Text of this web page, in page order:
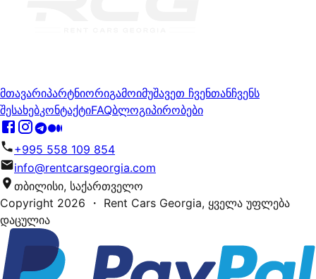
მთავარიპარტნიორიგამოიმუშავეთ ჩვენთანჩვენს
შესახებკონტაქტიFAQბლოგიპირობები
+995 558 109 854
info@rentcarsgeorgia.com
თბილისი, საქართველო
Copyright 2026 ・ Rent Cars Georgia, ყველა უფლება
დაცულია